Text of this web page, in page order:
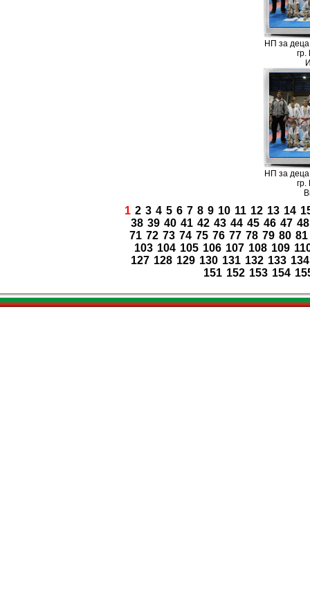
НП за деца
гр.
НП за деца
гр.
1 2 3 4 5 6 7 8 9 10 11 12 13 14
38 39 40 41 42 43 44 45 46 47 48
71 72 73 74 75 76 77 78 79 80 81
103 104 105 106 107 108 109
127 128 129 130 131 132 133 134
151 152 153 154